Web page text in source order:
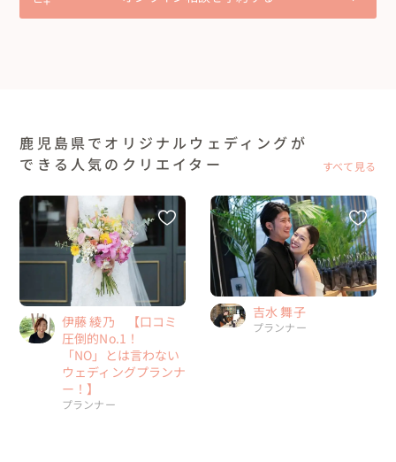
鹿児島県でオリジナルウェディングが
できる人気のクリエイター
すべて見る
伊藤 綾乃 【口コミ
圧倒的No.1！
「NO」とは言わない
ウェディングプランナ
ー！】
プランナー
吉水 舞子
プランナー